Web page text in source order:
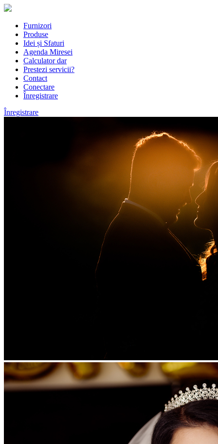
Furnizori
Produse
Idei și Sfaturi
Agenda Miresei
Calculator dar
Prestezi servicii?
Contact
Conectare
Înregistrare
Înregistrare